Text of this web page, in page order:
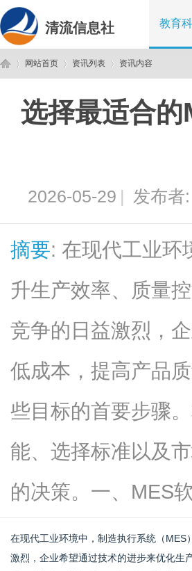
清流信息社 教育
网站首页
›
资讯列表
›
资讯内容
选择最适合
2026-05-29 | 发布者:
摘要: 在现代工业环
升生产效率、质量
竞争的日益激烈，
低成本，提高产品
些目标的首要步骤
能、选择标准以及
的决策。一、MES
在现代工业环境中，制造执行系统（
激烈，企业希望通过技术的进步来优化生